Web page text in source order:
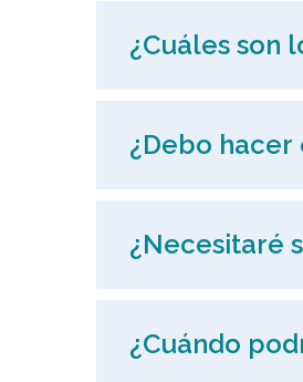
¿Cuáles son
¿Debo
¿Necesitaré
¿Cuándo